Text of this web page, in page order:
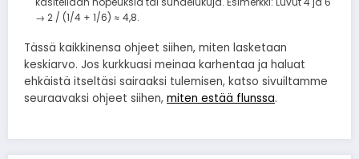
→ 2 / (1/4 + 1/6) ≈ 4,8.
Tässä kaikkinensa ohjeet siihen, miten lasketaan
keskiarvo. Jos kurkkuasi meinaa karhentaa ja haluat
ehkäistä itseltäsi sairaaksi tulemisen, katso sivuiltamme
seuraavaksi ohjeet siihen, miten estää flunssa.